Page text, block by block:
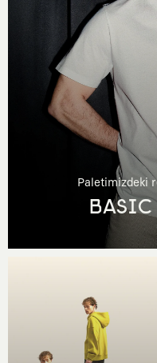
Paletimizdeki
BASIC